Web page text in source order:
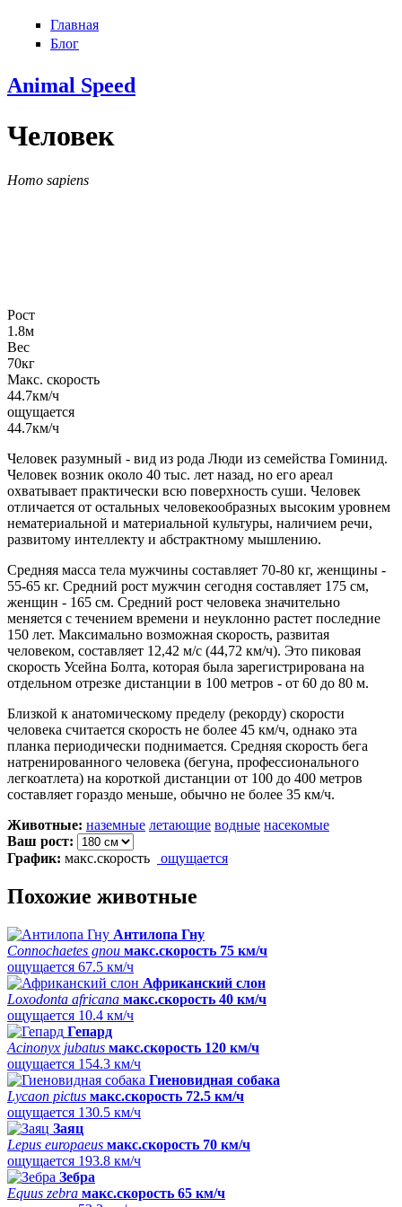
Главная
Блог
Animal Speed
Человек
Homo sapiens
Рост
1.8м
Вес
70кг
Макс. скорость
44.7км/ч
ощущается
44.7км/ч
Человек разумный - вид из рода Люди из семейства Гоминид.
Человек возник около 40 тыс. лет назад, но его ареал
охватывает практически всю поверхность суши. Человек
отличается от остальных человекообразных высоким уровнем
нематериальной и материальной культуры, наличием речи,
развитому интеллекту и абстрактному мышлению.
Средняя масса тела мужчины составляет 70-80 кг, женщины -
55-65 кг. Средний рост мужчин сегодня составляет 175 см,
женщин - 165 см. Средний рост человека значительно
меняется с течением времени и неуклонно растет последние
150 лет. Максимально возможная скорость, развитая
человеком, составляет 12,42 м/с (44,72 км/ч). Это пиковая
скорость Усейна Болта, которая была зарегистрирована на
отдельном отрезке дистанции в 100 метров - от 60 до 80 м.
Близкой к анатомическому пределу (рекорду) скорости
человека считается скорость не более 45 км/ч, однако эта
планка периодически поднимается. Средняя скорость бега
натренированного человека (бегуна, профессионального
легкоатлета) на короткой дистанции от 100 до 400 метров
составляет гораздо меньше, обычно не более 35 км/ч.
Животные: наземные летающие водные насекомые
Ваш рост:
График: макс.скорость ощущается
Похожие животные
Антилопа Гну
Connochaetes gnou макс.скорость 75 км/ч
ощущается 67.5 км/ч
Африканский слон
Loxodonta africana макс.скорость 40 км/ч
ощущается 10.4 км/ч
Гепард
Acinonyx jubatus макс.скорость 120 км/ч
ощущается 154.3 км/ч
Гиеновидная собака
Lycaon pictus макс.скорость 72.5 км/ч
ощущается 130.5 км/ч
Заяц
Lepus europaeus макс.скорость 70 км/ч
ощущается 193.8 км/ч
Зебра
Equus zebra макс.скорость 65 км/ч